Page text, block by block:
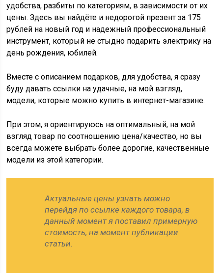
удобства, разбиты по категориям, в зависимости от их
цены. Здесь вы найдёте и недорогой презент за 175
рублей на новый год и надежный профессиональный
инструмент, который не стыдно подарить электрику на
день рождения, юбилей.
Вместе с описанием подарков, для удобства, я сразу
буду давать ссылки на удачные, на мой взгляд,
модели, которые можно купить в интернет-магазине.
При этом, я ориентируюсь на оптимальный, на мой
взгляд товар по соотношению цена/качество, но вы
всегда можете выбрать более дорогие, качественные
модели из этой категории.
Актуальные цены узнать можно
перейдя по ссылке каждого товара, в
данный момент я поставил примерную
стоимость, на момент публикации
статьи.